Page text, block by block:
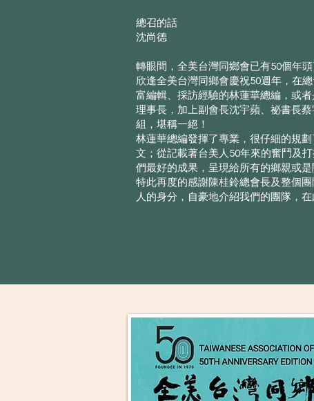
總召的話
沈尚德
轉眼間，全美台灣同鄉會已有50個年
欣逢全美台灣同鄉會慶祝50週年，在
富編輯、採訪經驗的林蓮華總編，或
理事長，加上副會長沈宇蘋、祕書長
組，堪稱一絕！
林蓮華總編發揮了專業，很仔細的規
文；從記載著台美人50年來的奮鬥及
們最好的成果，呈現給所有的鄉親或
特此再度的感謝陳桂鈴總會長及整個
人的身分，自豪地介紹我們的團隊，